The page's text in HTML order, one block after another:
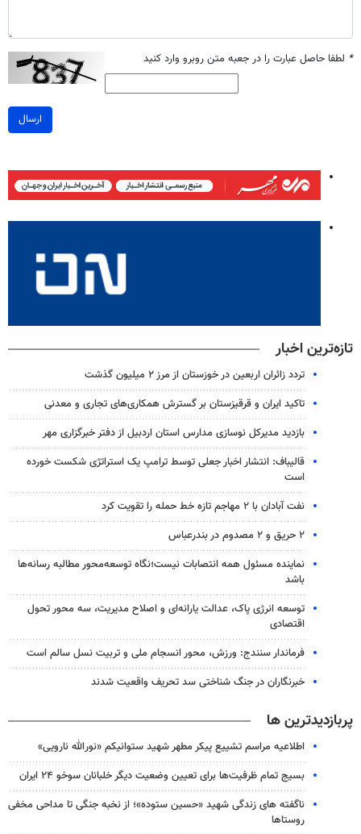
* لطفا حاصل عبارت را در جعبه متن روبرو وارد کنید
ارسال
تازه‌ترین اخبار
تردد زائران اربعین در خوزستان از مرز ۲ میلیون گذشت
تاکید ایران و قرقیزستان بر گسترش همکاری‌های تجاری و معدنی
بازدید مدیرکل نوسازی مدارس استان اردبیل از دفتر خبرگزاری مهر
قالیباف: انتشار اخبار جعلی توسط ترامپ یک استراتژی شکست خورده
است
نفت آبادان با ۲ مهاجم تازه خط حمله را تقویت کرد
۲ حریق و ۲ مصدوم در بندرعباس
نماینده مسئول همه انتصابات نیست؛نگاه توسعه‌محور مطالبه رسانه‌ها
باشد
توسعه انرژی پاک، عدالت یارانه‌ای و اصلاح مدیریت، سه محور تحول
اقتصادی
فرماندار سنندج: ورزش، محور انسجام ملی و تربیت نسل سالم است
خبرنگاران در جنگ شناختی سد تحریف واقعیت شدند
پربازدیدترین ها
اطلاعیه مراسم تشییع پیکر مطهر شهید ستوانیکم «نورالله نارویی»
بسیج تمام ظرفیت‌ها برای تعیین وضعیت دیگر خلبانان سوخو ۲۴ ایران
ناگفته های زندگی شهید «حسین ستوده»؛ از نخبه جنگی تا مداحی مخفی
روستاها